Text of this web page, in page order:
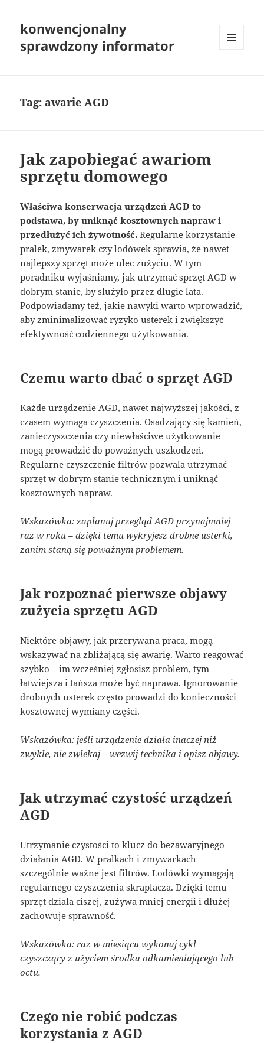
konwencjonalny
sprawdzony informator
Tag: awarie AGD
Jak zapobiegać awariom
sprzętu domowego
Właściwa konserwacja urządzeń AGD to
podstawa, by uniknąć kosztownych napraw i
przedłużyć ich żywotność. Regularne korzystanie
pralek, zmywarek czy lodówek sprawia, że nawet
najlepszy sprzęt może ulec zużyciu. W tym
poradniku wyjaśniamy, jak utrzymać sprzęt AGD w
dobrym stanie, by służyło przez długie lata.
Podpowiadamy też, jakie nawyki warto wprowadzić,
aby zminimalizować ryzyko usterek i zwiększyć
efektywność codziennego użytkowania.
Czemu warto dbać o sprzęt AGD
Każde urządzenie AGD, nawet najwyższej jakości, z
czasem wymaga czyszczenia. Osadzający się kamień,
zanieczyszczenia czy niewłaściwe użytkowanie
mogą prowadzić do poważnych uszkodzeń.
Regularne czyszczenie filtrów pozwala utrzymać
sprzęt w dobrym stanie technicznym i uniknąć
kosztownych napraw.
Wskazówka: zaplanuj przegląd AGD przynajmniej
raz w roku – dzięki temu wykryjesz drobne usterki,
zanim staną się poważnym problemem.
Jak rozpoznać pierwsze objawy
zużycia sprzętu AGD
Niektóre objawy, jak przerywana praca, mogą
wskazywać na zbliżającą się awarię. Warto reagować
szybko – im wcześniej zgłosisz problem, tym
łatwiejsza i tańsza może być naprawa. Ignorowanie
drobnych usterek często prowadzi do konieczności
kosztownej wymiany części.
Wskazówka: jeśli urządzenie działa inaczej niż
zwykle, nie zwlekaj – wezwij technika i opisz objawy.
Jak utrzymać czystość urządzeń
AGD
Utrzymanie czystości to klucz do bezawaryjnego
działania AGD. W pralkach i zmywarkach
szczególnie ważne jest filtrów. Lodówki wymagają
regularnego czyszczenia skraplacza. Dzięki temu
sprzęt działa ciszej, zużywa mniej energii i dłużej
zachowuje sprawność.
Wskazówka: raz w miesiącu wykonaj cykl
czyszczący z użyciem środka odkamieniającego lub
octu.
Czego nie robić podczas
korzystania z AGD